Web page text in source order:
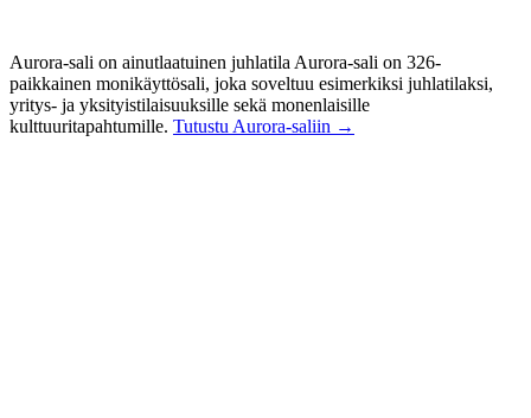
Aurora-sali on ainutlaatuinen juhlatila Aurora-sali on 326-
paikkainen monikäyttösali, joka soveltuu esimerkiksi juhlatilaksi,
yritys- ja yksityistilaisuuksille sekä monenlaisille
kulttuuritapahtumille. Tutustu Aurora-saliin →